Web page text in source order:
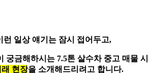
런 일상 얘기는 잠시 접어두고,
궁금해하시는 7.5톤 살수차중고 매물 시
현장을 소개해드리려고 합니다.